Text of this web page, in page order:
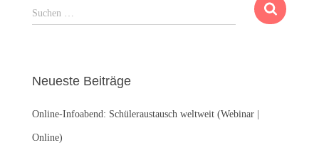
S
u
n
a
c
Suchen …
Neueste Beiträge
Online-Infoabend: Schüleraustausch weltweit (Webinar |
Online)